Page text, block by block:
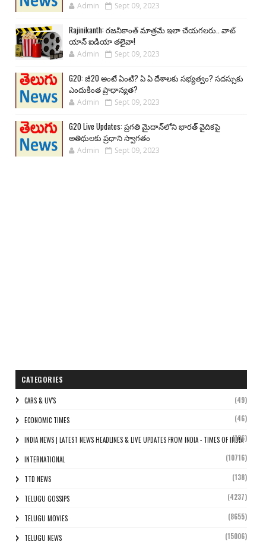
Admin Sept 09, 2023
Rajinikanth: రజనీకాంత్ మాత్రమే ఇలా చేయగలరు.. వాట్
యాన్ ఐడియా తలైవా!
Admin Sept 09, 2023
G20: జీ20 అంటే ఏంటి? ఏ ఏ దేశాలకు సభ్యత్వం? సదస్సుకు
ఎందుకింత ప్రాధాన్యత?
Admin Sept 09, 2023
G20 Live Updates: ప్రగతి మైదాన్‌లోని భారత్ వైదికపై
అతిథులకు ప్రధాని స్వాగతం
Admin Sept 09, 2023
CATEGORIES
CARS & UV'S (49)
ECONOMIC TIMES (46)
INDIA NEWS | LATEST NEWS HEADLINES & LIVE UPDATES FROM INDIA - TIMES OF INDIA
(106)
INTERNATIONAL (10716)
TTD NEWS (138)
TELUGU GOSSIPS (4237)
TELUGU MOVIES (8655)
TELUGU NEWS (15006)